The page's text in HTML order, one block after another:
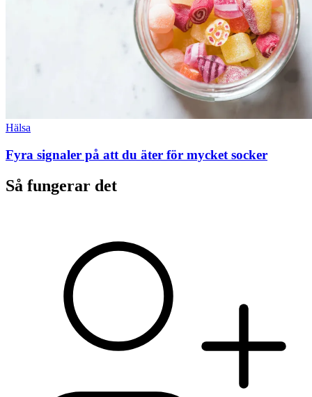
Hälsa
Fyra signaler på att du äter för mycket socker
Så fungerar det